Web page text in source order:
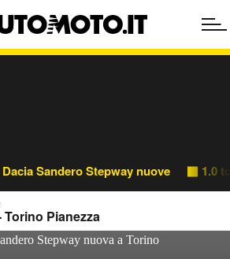
Dacia Sandero Stepway nuove 1.0
Torino Pianezza